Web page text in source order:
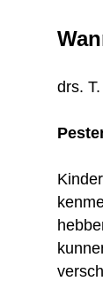
drs.